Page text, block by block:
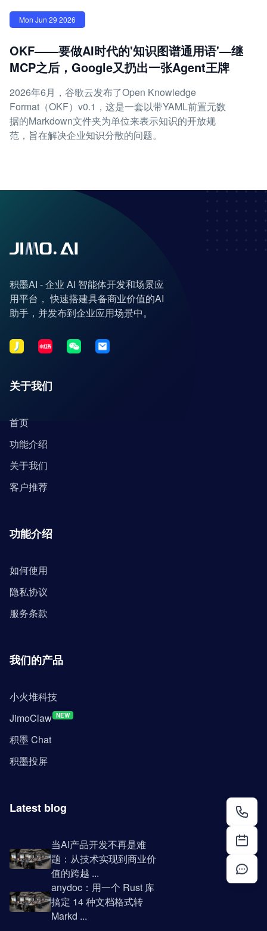
Mon Jun 29 2026
OKF——要做AI时代的'知识图谱通用语'—继
MCP之后，Google又扔出一张Agent王牌
2026年6月，谷歌云发布了Open Knowledge
Format（OKF）v0.1，这是一套以带YAML前置元数
据的Markdown文件夹为单位来表示知识的开放规
范，旨在解决企业知识分散的问题。
积墨AI - 企业 AI 智能体开发和场景应
用平台， 快速搭建具备商业价值的AI
助手，并发布到企业应用场景中。
关于我们
首页
功能介绍
关于我们
客户推荐
功能介绍
如何使用
隐私协议
服务条款
我们的产品
小火堆科技
JimoClaw NEW
积墨 Chat
积墨投屏
Latest blog
当AI产品开发不再是难
题：从技术实现到商业价
值的跨越 ...
anydoc：用一个 Rust 库
搞定 14 种文档格式转
Markd ...